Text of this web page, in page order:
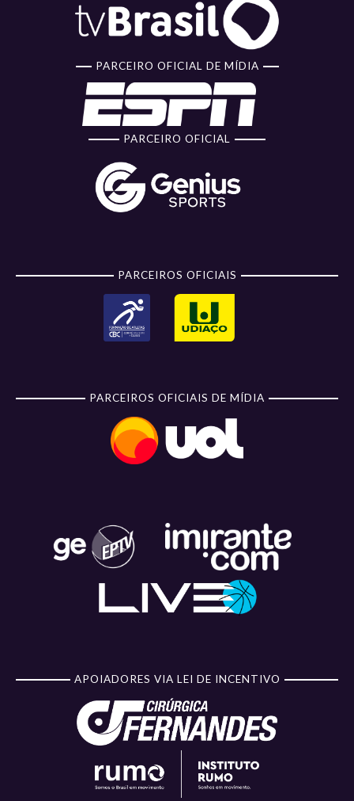
PARCEIRO OFICIAL DE MÍDIA
PARCEIRO OFICIAL
PARCEIROS OFICIAIS
PARCEIROS OFICIAIS DE MÍDIA
APOIADORES VIA LEI DE INCENTIVO